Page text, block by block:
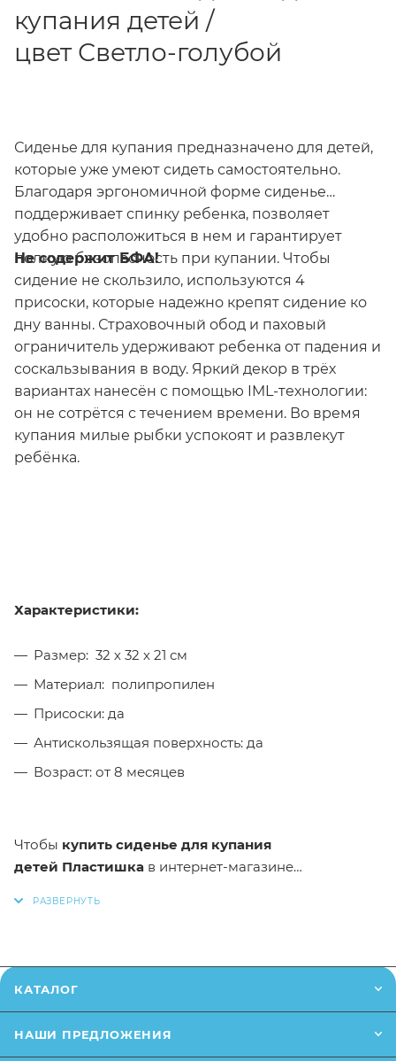
купания детей /
цвет Светло-голубой
Сиденье для купания предназначено для детей,
которые уже умеют сидеть самостоятельно.
Благодаря эргономичной форме сиденье
поддерживает спинку ребенка, позволяет
удобно расположиться в нем и гарантирует
полную безопасность при купании. Чтобы
сидение не скользило, используются 4
присоски, которые надежно крепят сидение ко
дну ванны. Страховочный обод и паховый
ограничитель удерживают ребенка от падения и
соскальзывания в воду. Яркий декор в трёх
вариантах нанесён с помощью IML-технологии:
он не сотрётся с течением времени. Во время
купания милые рыбки успокоят и развлекут
ребёнка.
Не содержит БФА!
Характеристики:
Размер: 32 х 32 х 21 см
Материал: полипропилен
Присоски: да
Антискользящая поверхность: да
Возраст: от 8 месяцев
Чтобы купить сиденье для купания
детей Пластишка в интернет-магазине
отличаться от описания и изображения,
небольшие изменения в дизайне или упаковке и т.д.,
КАТАЛОГ
НАШИ ПРЕДЛОЖЕНИЯ